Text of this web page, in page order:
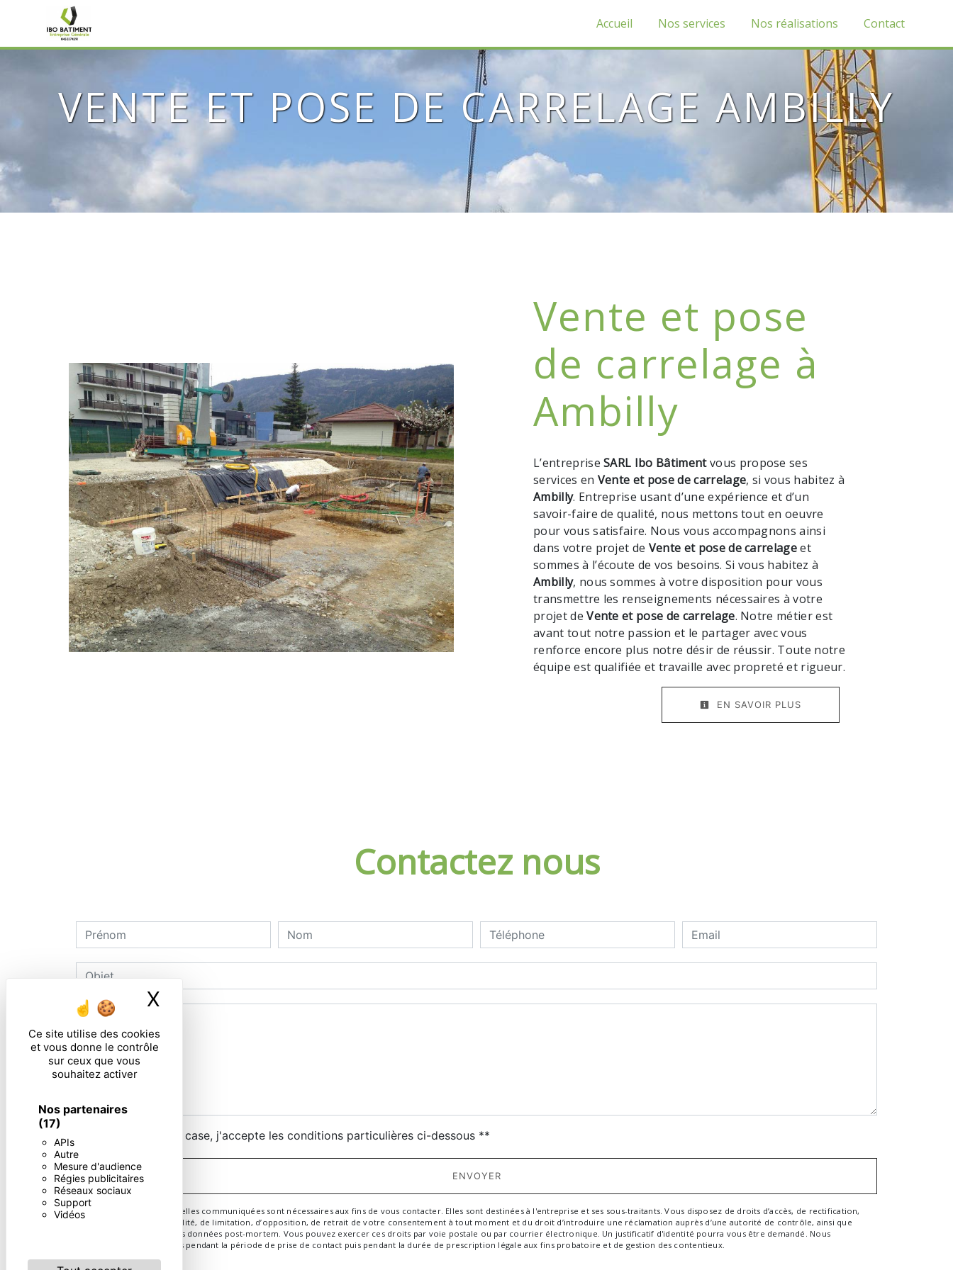
Panneau de gestion des cookies
Ce site utilise des cookies
et vous donne le contrôle
sur ceux que vous
souhaitez activer
Nos partenaires
(17)
APIs
Autre
Mesure d'audience
Régies publicitaires
Réseaux sociaux
Support
Vidéos
X Masquer le bandeau des cookies
Accueil Nos services Nos réalisations Contact
VENTE ET POSE DE CARRELAGE AMBILLY
Vente et pose
de carrelage à
Ambilly
L’entrepriseSARL Ibo Bâtimentvous propose ses
services en Vente et pose de carrelage, si vous habitez à
Ambilly. Entreprise usant d’une expérience et d’un
savoir-faire de qualité, nous mettons tout en oeuvre
pour vous satisfaire. Nous vous accompagnons ainsi
dans votre projet de Vente et pose de carrelageet
sommes à l’écoute de vos besoins. Si vous habitez à
Ambilly, nous sommes à votre disposition pour vous
transmettre les renseignements nécessaires à votre
projet deVente et pose de carrelage. Notre métier est
avant tout notre passion et le partager avec vous
renforce encore plus notre désir de réussir. Toute notre
équipe est qualifiée et travaille avec propreté et rigueur.
EN SAVOIR PLUS
Contactez nous
En cochant cette case, j'accepte les conditions particulières ci-dessous **
ENVOYER
** Les données personnelles communiquées sont nécessaires aux fins de vous contacter. Elles sont destinées à l'entreprise et ses sous-traitants. Vous disposez de droits d’accès, de rectification,
d’effacement, de portabilité, de limitation, d’opposition, de retrait de votre consentement à tout moment et du droit d’introduire une réclamation auprès d’une autorité de contrôle, ainsi que
d’organiser le sort de vos données post-mortem. Vous pouvez exercer ces droits par voie postale ou par courrier électronique. Un justificatif d'identité pourra vous être demandé. Nous
conservons vos données pendant la période de prise de contact puis pendant la durée de prescription légale aux fins probatoire et de gestion des contentieux.